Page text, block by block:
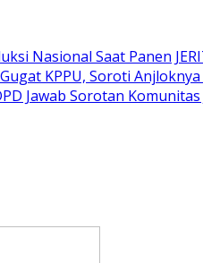
Nasional Saat Panen
KPPU, Soroti
Jawab Sorotan